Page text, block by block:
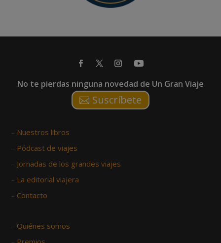
No te pierdas ninguna novedad de Un Gran Viaje
Suscríbete
– Nuestros libros
– Pódcast de viajes
– Jornadas de los grandes viajes
– La editorial viajera
– Contacto
– Quiénes somos